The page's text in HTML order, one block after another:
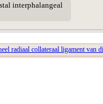
interphalangeal
radiaal collateraal ligament van